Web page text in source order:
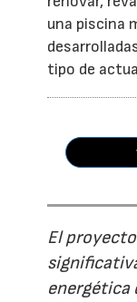
una piscina
tipo de
El
energética